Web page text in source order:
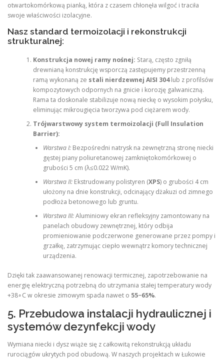
otwartokomórkową pianką, która z czasem chłonęła wilgoć i traciła
swoje właściwości izolacyjne.
Nasz standard termoizolacji i rekonstrukcji
strukturalnej:
Konstrukcja nowej ramy nośnej: Starą, często zgniłą
drewnianą konstrukcję wsporczą zastępujemy przestrzenną
ramą wykonaną ze stali nierdzewnej AISI 304lub z profilsów
kompozytowych odpornych na gnicie i korozję galwaniczną.
Rama ta doskonale stabilizuje nową nieckę o wysokim połysku,
eliminując mikrougięcia tworzywa pod ciężarem wody.
Trójwarstwowy system termoizolacji (Full Insulation
Barrier):
Warstwa I:Bezpośredni natrysk na zewnętrzną stronę niecki
gęstej piany poliuretanowej zamkniętokomórkowej o
grubości 5 cm (λ≤0.022 W/mK).
Warstwa II:Ekstrudowany polistyren (XPS) o grubości 4 cm
ułożony na dnie konstrukcji, odcinający dżakuzi od zimnego
podłoża betonowego lub gruntu.
Warstwa III:Aluminiowy ekran refleksyjny zamontowany na
panelach obudowy zewnętrznej, który odbija
promieniowanie podczerwone generowane przez pompy i
grzałkę, zatrzymując ciepło wewnątrz komory technicznej
urządzenia.
Dzięki tak zaawansowanej renowacji termicznej, zapotrzebowanie na
energię elektryczną potrzebną do utrzymania stałej temperatury wody
+38∘C w okresie zimowym spada nawet o 55−65%.
5. Przebudowa instalacji hydraulicznej i
systemów dezynfekcji wody
Wymiana niecki i dysz wiąże się z całkowitą rekonstrukcją układu
rurociągów ukrytych pod obudową. W naszych projektach w Łukowie